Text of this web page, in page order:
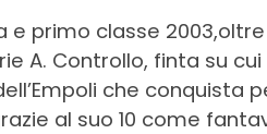
e primo classe
A. Controllo, finta su
che conquista
al suo 10 come